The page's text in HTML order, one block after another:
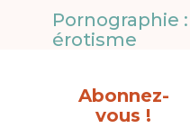
Pornographie :
érotisme
Abonnez-
vous !